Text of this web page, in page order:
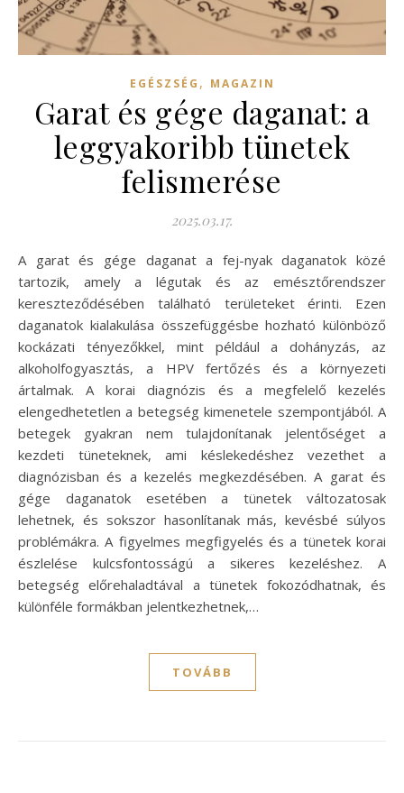
EGÉSZSÉG , MAGAZIN
Garat és gége daganat: a
leggyakoribb tünetek
felismerése
2025.03.17.
A garat és gége daganat a fej-nyak daganatok közé
tartozik, amely a légutak és az emésztőrendszer
kereszteződésében található területeket érinti. Ezen
daganatok kialakulása összefüggésbe hozható különböző
kockázati tényezőkkel, mint például a dohányzás, az
alkoholfogyasztás, a HPV fertőzés és a környezeti
ártalmak. A korai diagnózis és a megfelelő kezelés
elengedhetetlen a betegség kimenetele szempontjából. A
betegek gyakran nem tulajdonítanak jelentőséget a
kezdeti tüneteknek, ami késlekedéshez vezethet a
diagnózisban és a kezelés megkezdésében. A garat és
gége daganatok esetében a tünetek változatosak
lehetnek, és sokszor hasonlítanak más, kevésbé súlyos
problémákra. A figyelmes megfigyelés és a tünetek korai
észlelése kulcsfontosságú a sikeres kezeléshez. A
betegség előrehaladtával a tünetek fokozódhatnak, és
különféle formákban jelentkezhetnek,…
TOVÁBB